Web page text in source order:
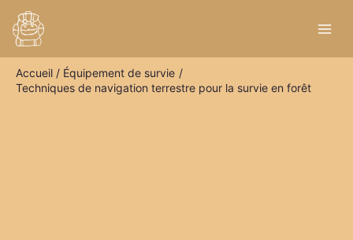
contenu
Accueil
Équipement de survie
Techniques de navigation terrestre pour la survie en forêt
e
h